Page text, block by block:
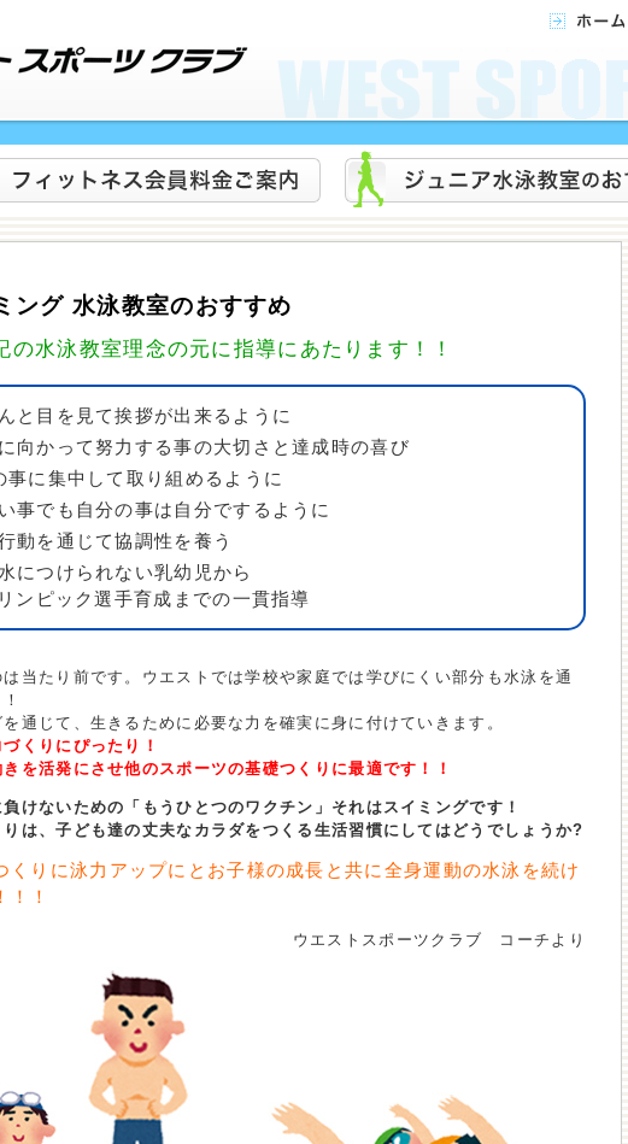
ング 水泳教室のおすすめ
の水泳教室理念の元に指導にあたります！！
と目を見て挨拶が出来るように
向かって努力する事の大切さと達成時の喜び
事に集中して取り組めるように
事でも自分の事は自分でするように
動を通じて協調性を養う
につけられない乳幼児から
ンピック選手育成までの一貫指導
当たり前です。ウエストでは学校や家庭では学びにくい部分も水泳を通
通じて、生きるために必要な力を確実に身に付けていきます。
くりにぴったり！
を活発にさせ他のスポーツの基礎つくりに最適です！！
けないための「もうひとつのワクチン」それはスイミングです！
は、子ども達の丈夫なカラダをつくる生活習慣にしてはどうでしょうか?
くりに泳力アップにとお子様の成長と共に全身運動の水泳を続け
！
ウエストスポーツクラブ コーチより